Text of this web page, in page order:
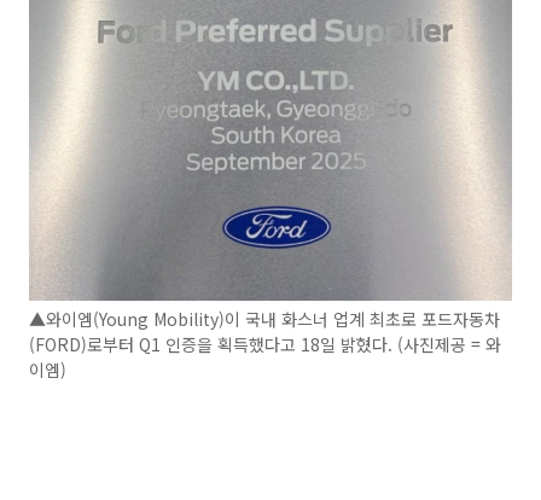
▲와이엠(Young Mobility)이 국내 화스너 업계 최초로 포드자동차
(FORD)로부터 Q1 인증을 획득했다고 18일 밝혔다. (사진제공 = 와
이엠)